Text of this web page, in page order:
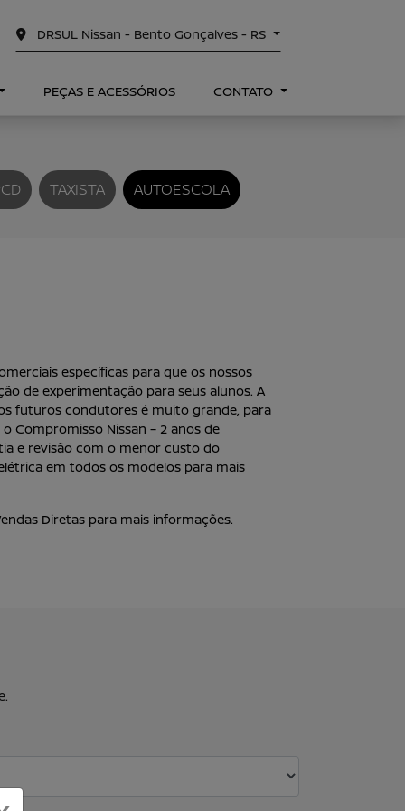
DRSUL Nissan - Bento Gonçalves - RS
PEÇAS E ACESSÓRIOS CONTATO
TAXISTA AUTOESCOLA
específicas para que os nossos
de experimentação para seus alunos. A
futuros condutores é muito grande, para
Compromisso Nissan – 2 anos de
e revisão com o menor custo do
em todos os modelos para mais
Diretas para mais informações.